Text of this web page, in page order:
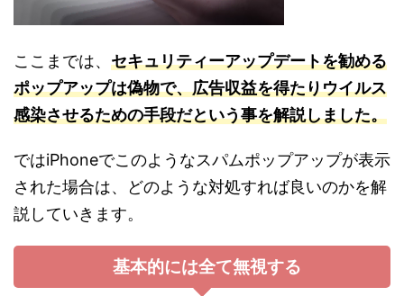
ここまでは、 セキュリティーアップデートを勧める
ポップアップは偽物で、広告収益を得たりウイルス
感染させるための手段だという事を解説しました。
ではiPhoneでこのようなスパムポップアップが表示
された場合は、どのような対処すれば良いのかを解
説していきます。
基本的には全て無視する